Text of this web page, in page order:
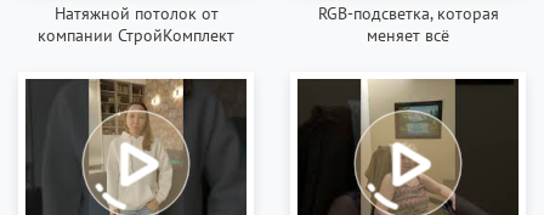
Натяжной потолок от
компании СтройКомплект
RGB-подсветка, которая
меняет всё